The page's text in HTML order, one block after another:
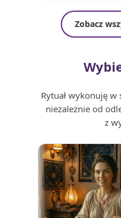
Zobacz
Rytuał wykonuję
niezależnie od
z